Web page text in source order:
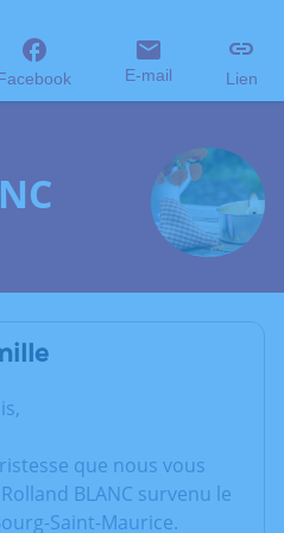
E-mail Lien
que nous vous
BLANC survenu le
Saint-Maurice.